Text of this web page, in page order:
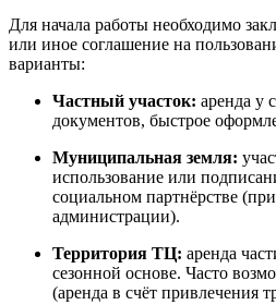
Для начала работы необходимо
или иное соглашение на
варианты:
Частный участок: аренда у
документов, быстрое
Муниципальная земля:
использование или
социальном партнёрстве
администрации).
Территория ТЦ: аренда
сезонной основе. Часто
(аренда в счёт привлечения